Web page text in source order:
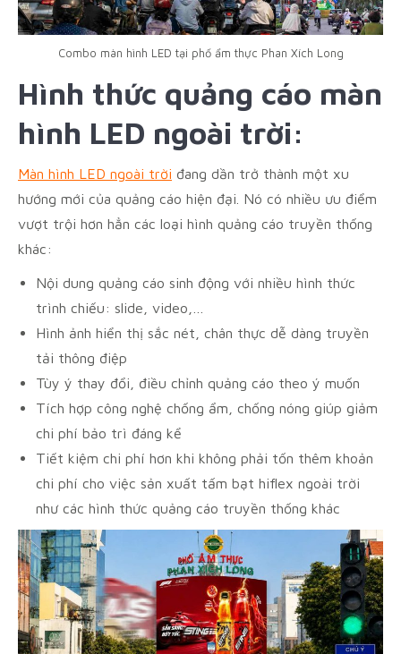
Combo màn hình LED tại phố ẩm thực Phan Xích Long
Hình thức quảng cáo màn
hình LED ngoài trời:
Màn hình LED ngoài trời đang dần trở thành một xu
hướng mới của quảng cáo hiện đại. Nó có nhiều ưu điểm
vượt trội hơn hẳn các loại hình quảng cáo truyền thống
khác:
Nội dung quảng cáo sinh động với nhiều hình thức
trình chiếu: slide, video,…
Hình ảnh hiển thị sắc nét, chân thực dễ dàng truyền
tải thông điệp
Tùy ý thay đổi, điều chỉnh quảng cáo theo ý muốn
Tích hợp công nghệ chống ẩm, chống nóng giúp giảm
chi phí bảo trì đáng kể
Tiết kiệm chi phí hơn khi không phải tốn thêm khoản
chi phí cho việc sản xuất tấm bạt hiflex ngoài trời
như các hình thức quảng cáo truyền thống khác